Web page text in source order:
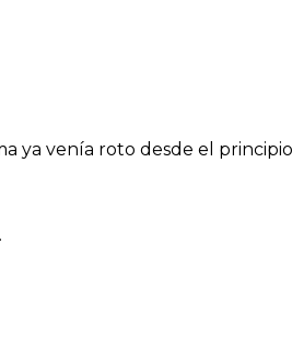
ya venía roto desde el